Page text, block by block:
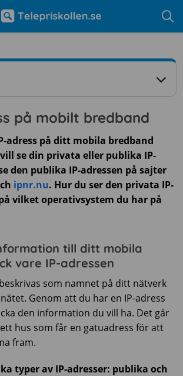
på mobilt bredband
adress på ditt mobila bredband
se din privata eller publika IP-
den publika IP-adressen på sajter
ipnr.nu. Hur du ser den privata IP-
vilket operativsystem du har på
till ditt mobila
vare IP-adressen
som namnet på ditt nätverk
Genom att du har en IP-adress
den information du vill ha. Det går
hus som får en gatuadress för att
fram.
typer av IP-adresser: publika och